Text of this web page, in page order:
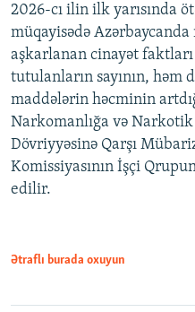
2026-cı ilin ilk yarısında
müqayisədə
aşkarlanan cinayət
tutulanların sayının, həm
maddələrin həcminin
Narkomanlığa və
Dövriyyəsinə Qarşı
Komissiyasının İşçi
edilir.
Ətraflı burada oxuyun